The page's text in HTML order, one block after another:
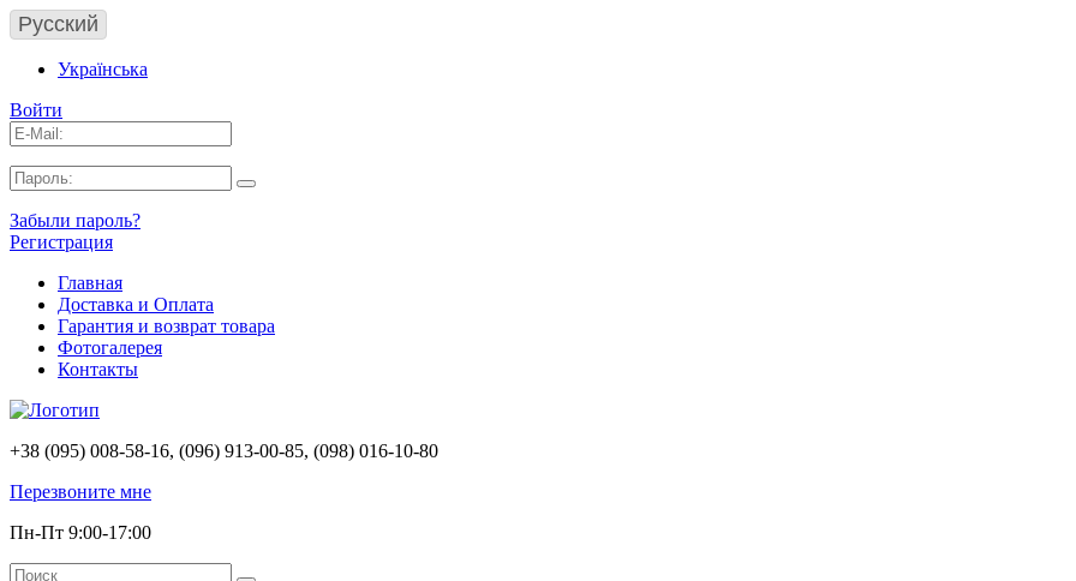
Русский
Українська
Войти
Забыли пароль?
Регистрация
Главная
Доставка и Оплата
Гарантия и возврат товара
Фотогалерея
Контакты
+38 (095) 008-58-16, (096) 913-00-85, (098) 016-10-80
Перезвоните мне
Пн-Пт 9:00-17:00